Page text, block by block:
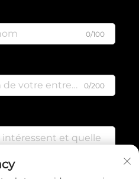
0/100
0/200